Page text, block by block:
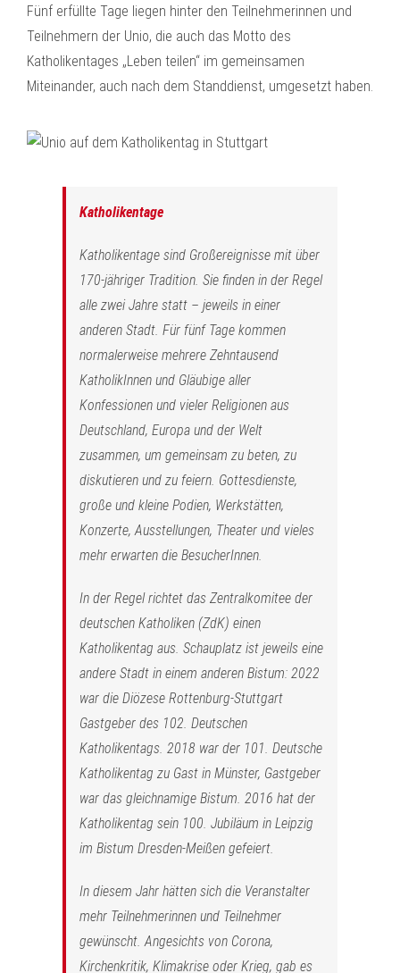
Fünf erfüllte Tage liegen hinter den Teilnehmerinnen und
Teilnehmern der Unio, die auch das Motto des
Katholikentages „Leben teilen“ im gemeinsamen
Miteinander, auch nach dem Standdienst, umgesetzt haben.
Katholikentage
Katholikentage sind Großereignisse mit über
170-jähriger Tradition. Sie finden in der Regel
alle zwei Jahre statt – jeweils in einer
anderen Stadt. Für fünf Tage kommen
normalerweise mehrere Zehntausend
KatholikInnen und Gläubige aller
Konfessionen und vieler Religionen aus
Deutschland, Europa und der Welt
zusammen, um gemeinsam zu beten, zu
diskutieren und zu feiern. Gottesdienste,
große und kleine Podien, Werkstätten,
Konzerte, Ausstellungen, Theater und vieles
mehr erwarten die BesucherInnen.
In der Regel richtet das Zentralkomitee der
deutschen Katholiken (ZdK) einen
Katholikentag aus. Schauplatz ist jeweils eine
andere Stadt in einem anderen Bistum: 2022
war die Diözese Rottenburg-Stuttgart
Gastgeber des 102. Deutschen
Katholikentags. 2018 war der 101. Deutsche
Katholikentag zu Gast in Münster, Gastgeber
war das gleichnamige Bistum. 2016 hat der
Katholikentag sein 100. Jubiläum in Leipzig
im Bistum Dresden-Meißen gefeiert.
In diesem Jahr hätten sich die Veranstalter
mehr Teilnehmerinnen und Teilnehmer
gewünscht. Angesichts von Corona,
Kirchenkritik, Klimakrise oder Krieg, gab es